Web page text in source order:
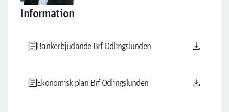
Information
articleBankerbjudande Brf Odlingslunden download
articleEkonomisk plan Brf Odlingslunden download